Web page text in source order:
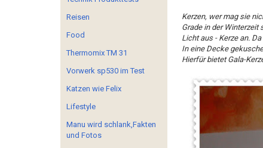
Kerzen, wer mag sie
Grade in der Winterzeit
Licht aus - Kerze an.
In eine Decke
Hierfür bietet Gala-
Reisen
Food
Thermomix TM 31
Vorwerk sp530 im Test
Katzen wie Felix
Lifestyle
Manu wird schlank,Fakten
und Fotos